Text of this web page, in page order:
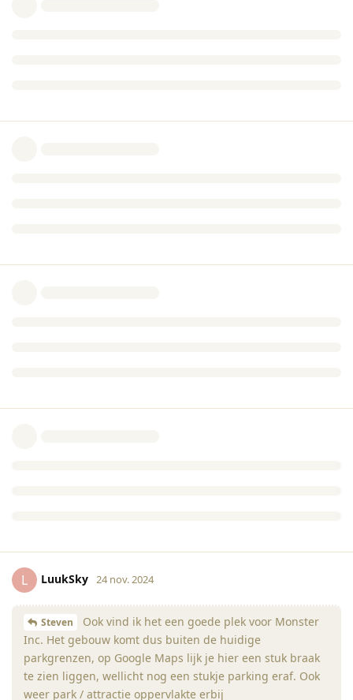
L LuukSky 24 nov. 2024
Steven
Ook vind ik het een goede plek voor Monster
Inc. Het gebouw komt dus buiten de huidige
parkgrenzen, op Google Maps lijk je hier een stuk braak
te zien liggen, wellicht nog een stukje parking eraf. Ook
weer park / attractie oppervlakte erbij